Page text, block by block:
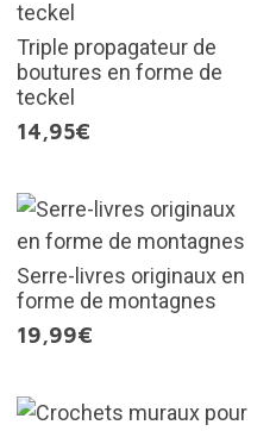
Triple propagateur de
boutures en forme de
teckel
14,95€
Serre-livres originaux en
forme de montagnes
19,99€